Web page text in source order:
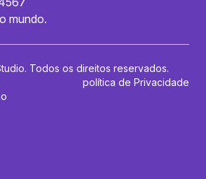
mundo.
Todos os direitos reservados.
política de Privacidade